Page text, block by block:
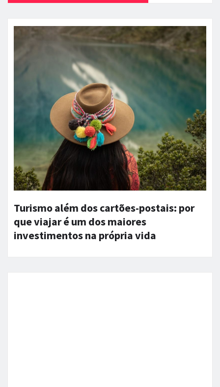
Turismo além dos cartões-postais: por
que viajar é um dos maiores
investimentos na própria vida